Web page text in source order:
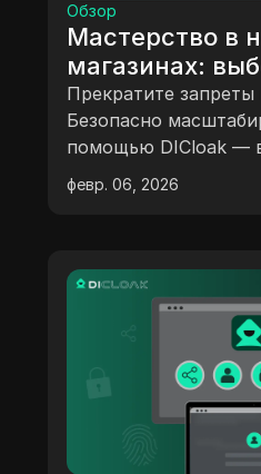
Обзор
Мастерство в
магазинах:
браузера для
Shopify, чтобы
рисков
Прекратите запреты
Безопасно
помощью DICloak —
антидетектирующего
продавцов Shopify,
рабочие процессы
февр. 06, 2026